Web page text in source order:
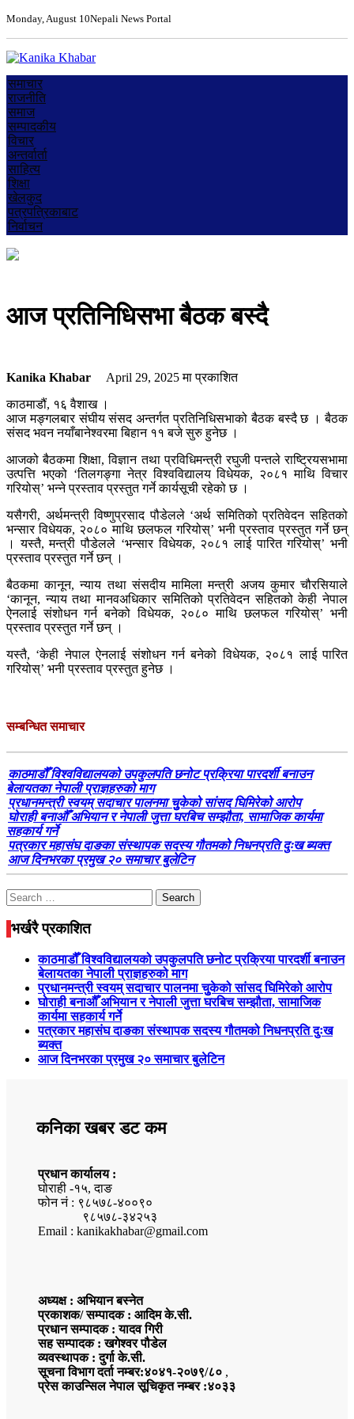
Monday, August 10Nepali News Portal
समाचार
राजनीति
समाज
सम्पादकीय
विचार
अन्तर्वार्ता
साहित्य
शिक्षा
खेलकुद
पत्रपत्रिकाबाट
निर्वाचन
आज प्रतिनिधिसभा बैठक बस्दै
Kanika Khabar April 29, 2025मा प्रकाशित
काठमाडौं, १६ वैशाख ।
आज मङ्गलबार संघीय संसद अन्तर्गत प्रतिनिधिसभाको बैठक बस्दै छ । बैठक
संसद भवन नयाँबानेश्वरमा बिहान ११ बजे सुरु हुनेछ ।
आजको बैठकमा शिक्षा, विज्ञान तथा प्रविधिमन्त्री रघुजी पन्तले राष्ट्रियसभामा
उत्पत्ति भएको ‘तिलगङ्गा नेत्र विश्वविद्यालय विधेयक, २०८१ माथि विचार
गरियोस्’ भन्ने प्रस्ताव प्रस्तुत गर्ने कार्यसूची रहेको छ ।
यसैगरी, अर्थमन्त्री विष्णुप्रसाद पौडेलले ‘अर्थ समितिको प्रतिवेदन सहितको
भन्सार विधेयक, २०८० माथि छलफल गरियोस्’ भनी प्रस्ताव प्रस्तुत गर्ने छन्
। यस्तै, मन्त्री पौडेलले ‘भन्सार विधेयक, २०८१ लाई पारित गरियोस्’ भनी
प्रस्ताव प्रस्तुत गर्ने छन् ।
बैठकमा कानून, न्याय तथा संसदीय मामिला मन्त्री अजय कुमार चौरसियाले
‘कानून, न्याय तथा मानवअधिकार समितिको प्रतिवेदन सहितको केही नेपाल
ऐनलाई संशोधन गर्न बनेको विधेयक, २०८० माथि छलफल गरियोस्’ भनी
प्रस्ताव प्रस्तुत गर्ने छन् ।
यस्तै, ‘केही नेपाल ऐनलाई संशोधन गर्न बनेको विधेयक, २०८१ लाई पारित
गरियोस्’ भनी प्रस्ताव प्रस्तुत हुनेछ ।
सम्बन्धित समाचार
काठमाडौँ विश्वविद्यालयको उपकुलपति छनोट प्रक्रिया पारदर्शी बनाउन
बेलायतका नेपाली प्राज्ञहरुको माग
प्रधानमन्त्री स्वयम् सदाचार पालनमा चुुकेको सांसद घिमिरेको आरोप
घोराही बनाऔँ अभियान र नेपाली जुत्ता घरबिच सम्झौता, सामाजिक कार्यमा
सहकार्य गर्ने
पत्रकार महासंघ दाङका संस्थापक सदस्य गौतमको निधनप्रति दुःख ब्यक्त
आज दिनभरका प्रमुख २० समाचार बुलेटिन
Search
for:
भर्खरै प्रकाशित
काठमाडौँ विश्वविद्यालयको उपकुलपति छनोट प्रक्रिया पारदर्शी बनाउन
बेलायतका नेपाली प्राज्ञहरुको माग
प्रधानमन्त्री स्वयम् सदाचार पालनमा चुुकेको सांसद घिमिरेको आरोप
घोराही बनाऔँ अभियान र नेपाली जुत्ता घरबिच सम्झौता, सामाजिक
कार्यमा सहकार्य गर्ने
पत्रकार महासंघ दाङका संस्थापक सदस्य गौतमको निधनप्रति दुःख
ब्यक्त
आज दिनभरका प्रमुख २० समाचार बुलेटिन
कनिका खबर डट कम
प्रधान कार्यालय :
घोराही -१५, दाङ
फोन नं : ९८५७८-४००९०
९८५७८-३४२५३
Email : kanikakhabar@gmail.com
अध्यक्ष : अभियान बस्नेत
प्रकाशक/ सम्पादक : आदिम के.सी.
प्रधान सम्पादक : यादव गिरी
सह सम्पादक : खगेश्वर पौडेल
व्यवस्थापक : दुर्गा के.सी.
सूचना विभाग दर्ता नम्बर:४०४१-२०७९/८० ,
प्रेस काउन्सिल नेपाल सूचिकृत नम्बर :४०३३